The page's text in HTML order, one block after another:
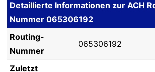
Detaillierte Informationen zur ACH
Nummer 065306192
Routing-
Nummer
065306192
Zuletzt